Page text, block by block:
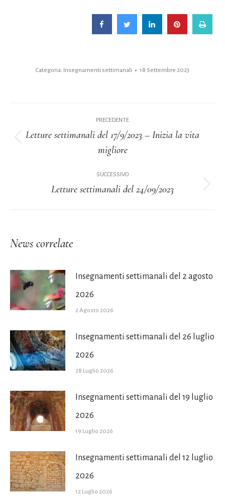
Categoria: Insegnamenti settimanali 18 Settembre 2023
tra
PRECEDENTE
Post
Letture settimanali del 17/9/2023 – Inizia la vita
migliore
SUCCESSIVO
Prossimo
Letture settimanali del 24/09/2023
News correlate
Insegnamenti settimanali del 2 agosto
2026
2 Agosto 2026
Insegnamenti settimanali del 26 luglio
2026
28 Luglio 2026
Insegnamenti settimanali del 19 luglio
2026
19 Luglio 2026
Insegnamenti settimanali del 12 luglio
2026
12 Luglio 2026